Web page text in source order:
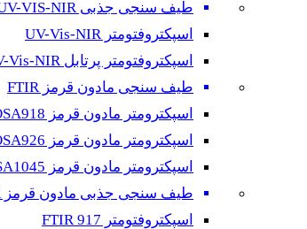
طیف سنجی جذبی UV-VIS-NIR
اسپکتروفتومتر UV-Vis-NIR
اسپکتروفتومتر پرتابل UV-Vis-NIR
طیف سنجی مادون قرمز FTIR
اسپکترومتر مادون قرمز OSA918
اسپکترومتر مادون قرمز OSA926
اسپکترومتر مادون قرمز OSA1045
طیف سنجی جذبی مادون قرمز FTIR
اسپکتروفتومتر FTIR 917